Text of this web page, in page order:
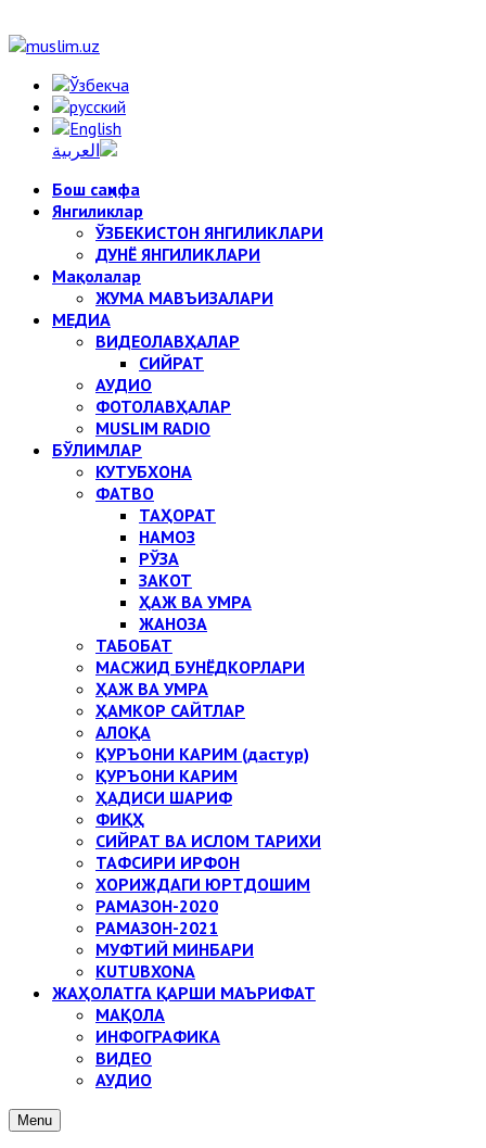
Бош саҳифа
Янгиликлар
ЎЗБЕКИСТОН ЯНГИЛИКЛАРИ
ДУНЁ ЯНГИЛИКЛАРИ
Мақолалар
ЖУМА МАВЪИЗАЛАРИ
МЕДИА
ВИДЕОЛАВҲАЛАР
СИЙРАТ
АУДИО
ФОТОЛАВҲАЛАР
MUSLIM RADIO
БЎЛИМЛАР
КУТУБХОНА
ФАТВО
ТАҲОРАТ
НАМОЗ
РЎЗА
ЗАКОТ
ҲАЖ ВА УМРА
ЖАНОЗА
ТАБОБАТ
МАСЖИД БУНЁДКОРЛАРИ
ҲАЖ ВА УМРА
ҲАМКОР САЙТЛАР
АЛОҚА
ҚУРЪОНИ КАРИМ (дастур)
ҚУРЪОНИ КАРИМ
ҲАДИСИ ШАРИФ
ФИҚҲ
СИЙРАТ ВА ИСЛОМ ТАРИХИ
ТАФСИРИ ИРФОН
ХОРИЖДАГИ ЮРТДОШИМ
РАМАЗОН-2020
РАМАЗОН-2021
МУФТИЙ МИНБАРИ
KUTUBXONA
ЖАҲОЛАТГА ҚАРШИ МАЪРИФАТ
МАҚОЛА
ИНФОГРАФИКА
ВИДЕО
АУДИО
Menu